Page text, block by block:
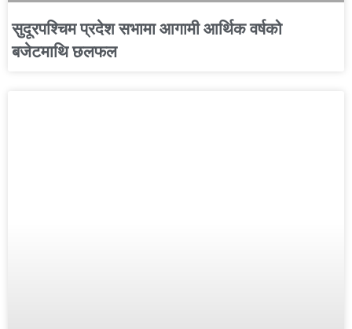
सुदूरपश्चिम प्रदेश सभामा आगामी आर्थिक वर्षको
बजेटमाथि छलफल